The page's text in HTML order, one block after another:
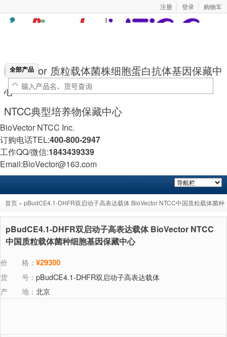
注册 登录 购物车
BioVector 质粒载体菌株细胞蛋白抗体基因保藏中
心
NTCC典型培养物保藏中心
全部产品
BioVector NTCC Inc.
订购电话TEL:400-800-2947
工作QQ/微信:1843439339
Email:BioVector@163.com
首页 » pBudCE4.1-DHFR双启动子高表达载体 BioVector NTCC中国质粒载体菌种
细胞基因保藏中心
pBudCE4.1-DHFR双启动子高表达载体 BioVector NTCC
中国质粒载体菌种细胞基因保藏中心
价 格： ¥29300
货 号： pBudCE4.1-DHFR双启动子高表达载体
产 地： 北京